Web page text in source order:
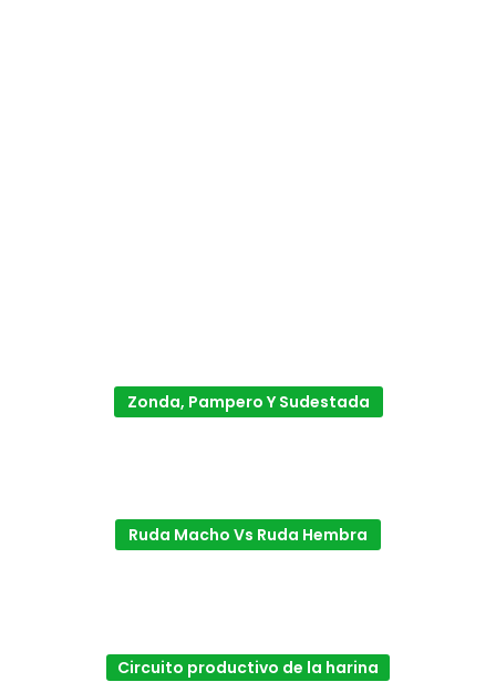
Zonda, Pampero Y Sudestada
Ruda Macho Vs Ruda Hembra
Circuito productivo de la harina